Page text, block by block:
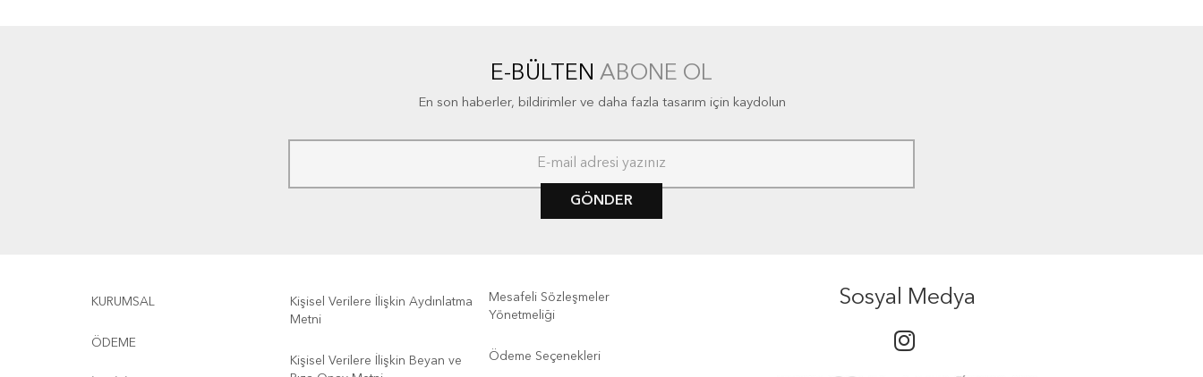
E-BÜLTEN ABONE OL
En son haberler, bildirimler ve daha fazla tasarım için kaydolun
GÖNDER
KURUMSAL
ÖDEME
Kişisel Verilere İlişkin Aydınlatma
Metni
Kişisel Verilere İlişkin Beyan ve
Mesafeli Sözleşmeler
Yönetmeliği
Ödeme Seçenekleri
Sosyal Medya